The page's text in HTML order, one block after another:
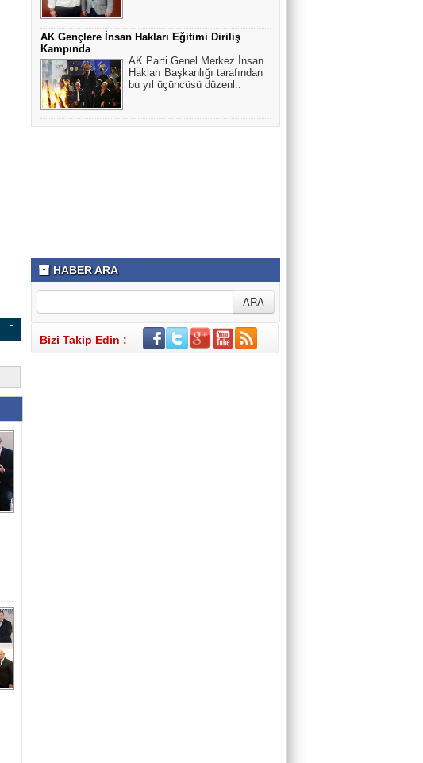
AK Gençlere İnsan Hakları Eğitimi Diriliş
Kampında
AK Parti Genel Merkez İnsan
Hakları Başkanlığı tarafından
bu yıl üçüncüsü düzenl..
HABER ARA
Bizi Takip Edin :